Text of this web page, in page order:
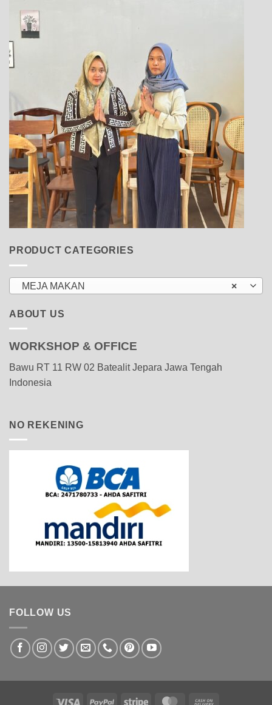
PRODUCT CATEGORIES
×
MEJA MAKAN
ABOUT US
WORKSHOP & OFFICE
Bawu RT 11 RW 02 Batealit Jepara Jawa Tengah
Indonesia
NO REKENING
FOLLOW US
Visa PayPal Stripe MasterCard